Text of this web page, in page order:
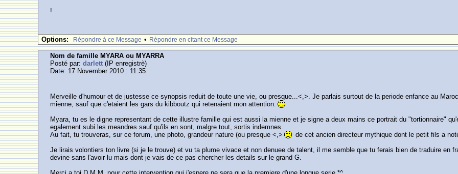
!
Options: Rèpondre à ce Message • Rèpondre en citant ce Message
Nom de famille MYARA ou MYARRA
Posté par:darlett (IP enregistrè)
Date: 17 November 2010 : 11:35
Merveille d'humour et de justesse ce synopsis reduit de toute une vie, ou presque...<,>. Je parlais surtout de la periode enfance au
mienne, sauf que c'etaient les gars du kibboutz qui retenaient mon attention.
Myara, tu es le digne representant de cette illustre famille qui est aussi la mienne et je signe a deux mains ce portrait du "tortionnaire"
egalement subi les meandres sauf qu'ils en sont, malgre tout, sortis indemnes.
Au fait, tu trouveras, sur ce forum, une photo, grandeur nature (ou presque <,>
de cet ancien directeur mythique dont le petit fils a
Je lirais volontiers ton livre (si je le trouve) et vu ta plume vivace et non denuee de talent, il me semble que tu ferais bien de traduire en
devine sans l'avoir lu mais dont je vais de ce pas chercher les details sur le grand G.